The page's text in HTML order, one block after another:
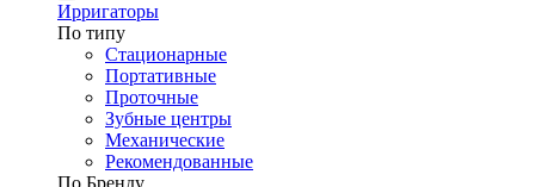
Ирригаторы
По типу
Стационарные
Портативные
Проточные
Зубные центры
Механические
Рекомендованные